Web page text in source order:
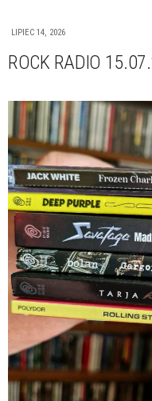
LIPIEC 14, 2026
ROCK RADIO